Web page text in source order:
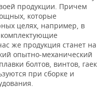
продукции. Причем
которые
целях, например, в
же продукция станет на
опытно-механический
болтов, винтов, гаек
при сборке и